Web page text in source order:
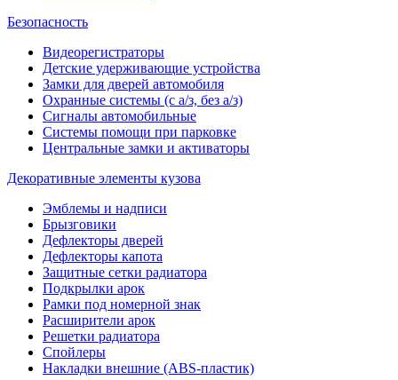
Безопасность
Видеорегистраторы
Детские удерживающие устройства
Замки для дверей автомобиля
Охранные системы (с а/з, без а/з)
Сигналы автомобильные
Системы помощи при парковке
Центральные замки и активаторы
Декоративные элементы кузова
Эмблемы и надписи
Брызговики
Дефлекторы дверей
Дефлекторы капота
Защитные сетки радиатора
Подкрылки арок
Рамки под номерной знак
Расширители арок
Решетки радиатора
Спойлеры
Накладки внешние (ABS-пластик)